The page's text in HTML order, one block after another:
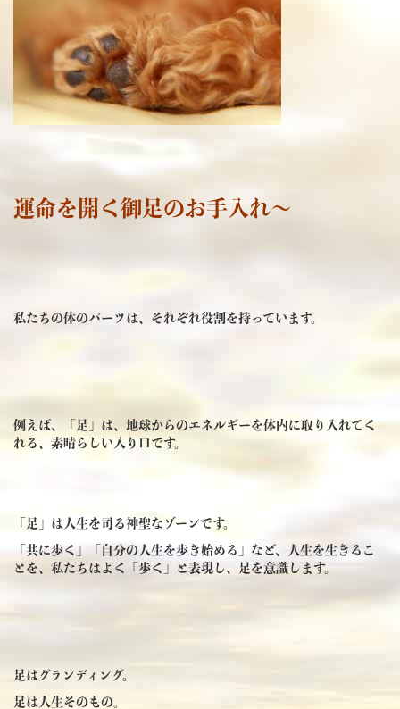
運命を開く御足のお手入れ～
私たちの体のパーツは、それぞれ役割を持っています。
例えば、「足」は、地球からのエネルギーを体内に取り入れてく
れる、素晴らしい入り口です。
「足」は人生を司る神聖なゾーンです。
「共に歩く」「自分の人生を歩き始める」など、人生を生きるこ
とを、私たちはよく「歩く」と表現し、足を意識します。
足はグランディング。
足は人生そのもの。